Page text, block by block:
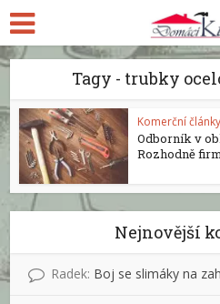
Tagy - trubky
Komerční články
Odborník v
Rozhodně
Nejnovější
Radek: Boj se slimáky na